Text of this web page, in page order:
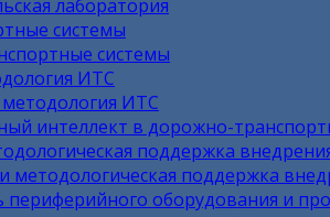
лаборатория
системы
системы
ИТС
ИТС
интеллект в дорожно-
поддержка
методологическая поддержка
оборудования и